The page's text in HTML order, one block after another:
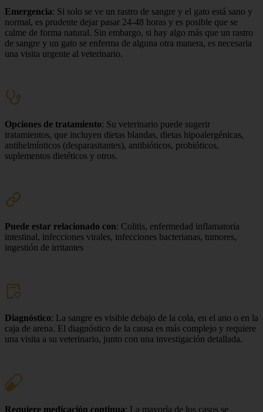
Emergencia: Si solo se ve un rastro de sangre y el gato está sano y
normal, es prudente dejar pasar 24-48 horas y es posible que se
calme de forma natural. Sin embargo, si hay algo más que un rastro
de sangre y un gato se enferma de alguna otra manera, es necesaria
una visita urgente al veterinario.
Opciones de tratamiento: Su veterinario puede sugerir
tratamientos, que incluyen dietas blandas, dietas hipoalergénicas,
antihelmínticos (desparasitantes), antibióticos, probióticos,
suplementos dietéticos y otros.
Puede estar relacionado con: Colitis, enfermedad inflamatoria
intestinal, infecciones virales, infecciones bacterianas, tumores,
ingestión de irritantes
Diagnóstico: La sangre es visible debajo de la cola, en el ano o en la
caja de arena. El diagnóstico de la causa es más complejo y requiere
una visita a su veterinario, junto con una investigación detallada.
Requiere medicación continua: La mayoría de los casos se